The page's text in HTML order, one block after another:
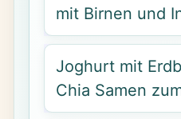
mit Birnen und
Joghurt mit
Chia Samen